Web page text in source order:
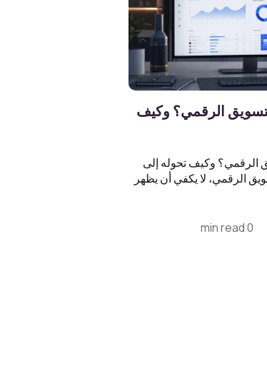
الرقمي؟ وكيف
الرقمي؟ وكيف تحوله إلى
الرقمي، لا يكفي أن يظهر
0 min read